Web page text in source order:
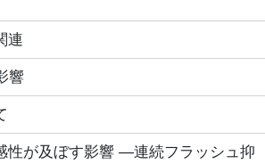
連
響
性が及ぼす影響 ―連続フラッシュ抑